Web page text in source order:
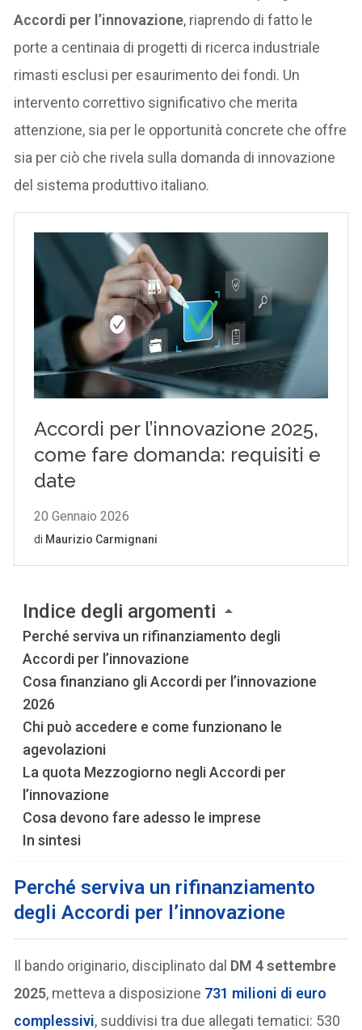
Accordi per l’innovazione, riaprendo di fatto le
porte a centinaia di progetti di ricerca industriale
rimasti esclusi per esaurimento dei fondi. Un
intervento correttivo significativo che merita
attenzione, sia per le opportunità concrete che offre
sia per ciò che rivela sulla domanda di innovazione
del sistema produttivo italiano.
Indice degli argomenti
Perché serviva un rifinanziamento degli
Accordi per l’innovazione
Cosa finanziano gli Accordi per l’innovazione
2026
Chi può accedere e come funzionano le
agevolazioni
La quota Mezzogiorno negli Accordi per
l’innovazione
Cosa devono fare adesso le imprese
In sintesi
Perché serviva un rifinanziamento
degli Accordi per l’innovazione
Il bando originario, disciplinato dal DM 4 settembre
2025, metteva a disposizione 731 milioni di euro
complessivi, suddivisi tra due allegati tematici: 530